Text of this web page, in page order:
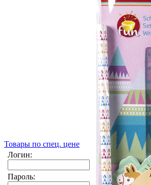
Товары по спец. цене
Логин:
Пароль: